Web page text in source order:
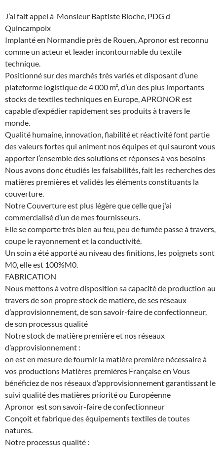
J’ai fait appel à Monsieur Baptiste Bioche, PDG d
Quincampoix
Implanté en Normandie près de Rouen, Apronor est reconnu
comme un acteur et leader incontournable du textile
technique.
Positionné sur des marchés très variés et disposant d’une
plateforme logistique de 4 000 m², d’un des plus importants
stocks de textiles techniques en Europe, APRONOR est
capable d’expédier rapidement ses produits à travers le
monde.
Qualité humaine, innovation, fiabilité et réactivité font partie
des valeurs fortes qui animent nos équipes et qui sauront vous
apporter l’ensemble des solutions et réponses à vos besoins
Nous avons donc étudiés les faisabilités, fait les recherches des
matières premières et validés les éléments constituants la
couverture.
Notre Couverture est plus légère que celle que j’ai
commercialisé d’un de mes fournisseurs.
Elle se comporte très bien au feu, peu de fumée passe à travers,
coupe le rayonnement et la conductivité.
Un soin a été apporté au niveau des finitions, les poignets sont
M0, elle est 100%M0.
FABRICATION
Nous mettons à votre disposition sa capacité de production au
travers de son propre stock de matière, de ses réseaux
d’approvisionnement, de son savoir-faire de confectionneur,
de son processus qualité
Notre stock de matière première et nos réseaux
d’approvisionnement :
on est en mesure de fournir la matière première nécessaire à
vos productions Matières premières Française en Vous
bénéficiez de nos réseaux d’approvisionnement garantissant le
suivi qualité des matières priorité ou Européenne
Apronor est son savoir-faire de confectionneur
Conçoit et fabrique des équipements textiles de toutes
natures.
Notre processus qualité :